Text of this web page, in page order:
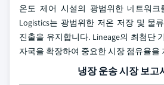
온도 제어 시설의 광범위한 네트워크
Logistics는 광범위한 저온 저장 및 물
진출을 유지합니다. Lineage의 최첨단
자국을 확장하여 중요한 시장 점유율을
냉장 운송 시장 보고